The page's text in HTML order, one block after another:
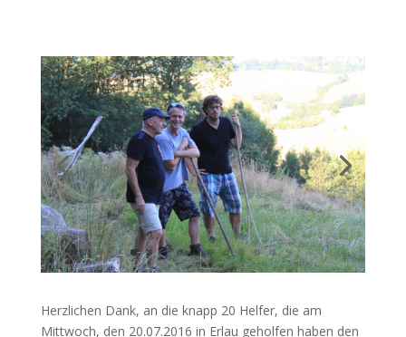
Herzlichen Dank, an die knapp 20 Helfer, die am
Mittwoch, den 20.07.2016 in Erlau geholfen haben den